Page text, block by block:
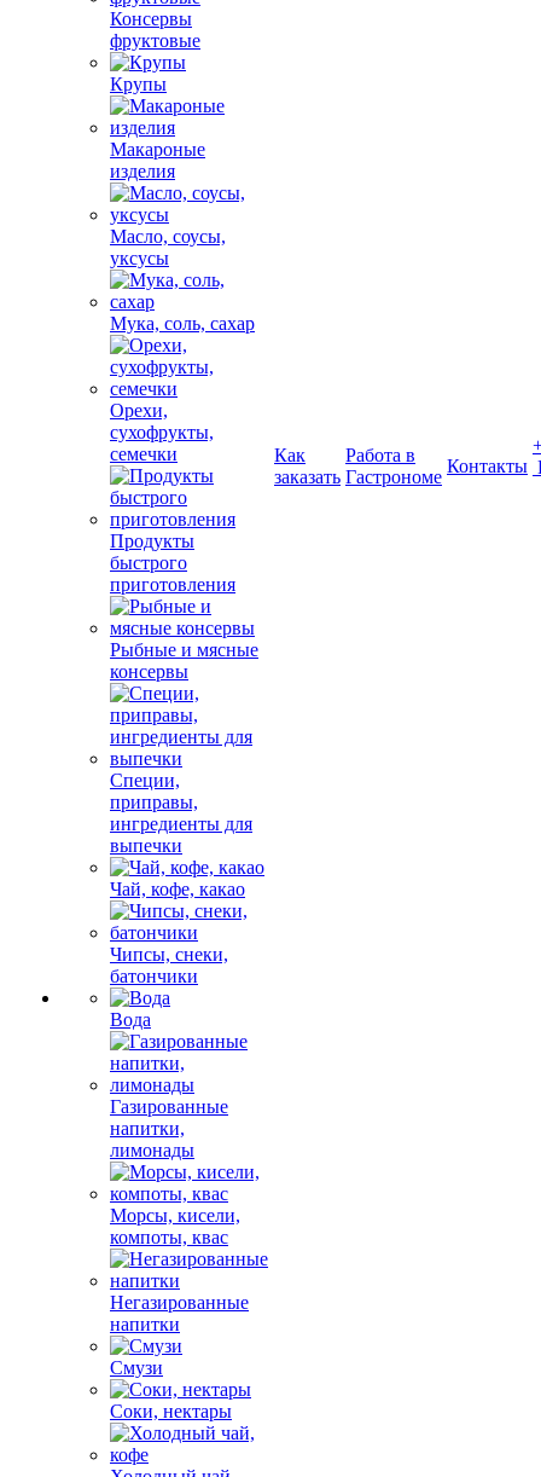
Консервы
фруктовые
Крупы
Макароные
изделия
Масло, соусы,
уксусы
Мука, соль, сахар
Орехи,
сухофрукты,
семечки
Продукты
быстрого
приготовления
Рыбные и мясные
консервы
Специи,
приправы,
ингредиенты для
выпечки
Чай, кофе, какао
Чипсы, снеки,
батончики
Вода
Газированные
напитки,
лимонады
Морсы, кисели,
компоты, квас
Негазированные
напитки
Смузи
Соки, нектары
Как
заказать
Работа в
Гастрономе
Контакты